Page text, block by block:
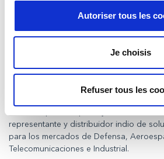
Autoriser tous les
Je choisis
Refuser tous les
Milexia anuncia la
Technologies Private Ltd.
representante y distribuidor indio de
para los mercados de Defensa,
Telecomunicaciones e Industrial.